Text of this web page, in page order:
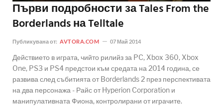
Първи подробности за Tales From the
Borderlands на Telltale
Публикувана от: AVTORA.COM 07 Май 2014
Действието в играта, чийто рилийз за PC, Xbox 360, Xbox
One, PS3 и PS4 предстои към средата на 2014 година, се
развива след събитията от Borderlands 2 през перспективата
на два персонажа - Райс от Hyperion Corporation и
манипулативната Фиона, контролирани от играчите.